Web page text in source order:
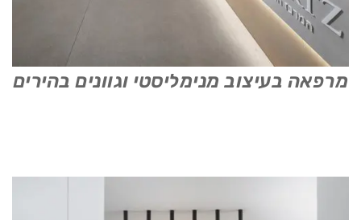
מרפאה בעיצוב מנימליסטי וגוונים בהירים